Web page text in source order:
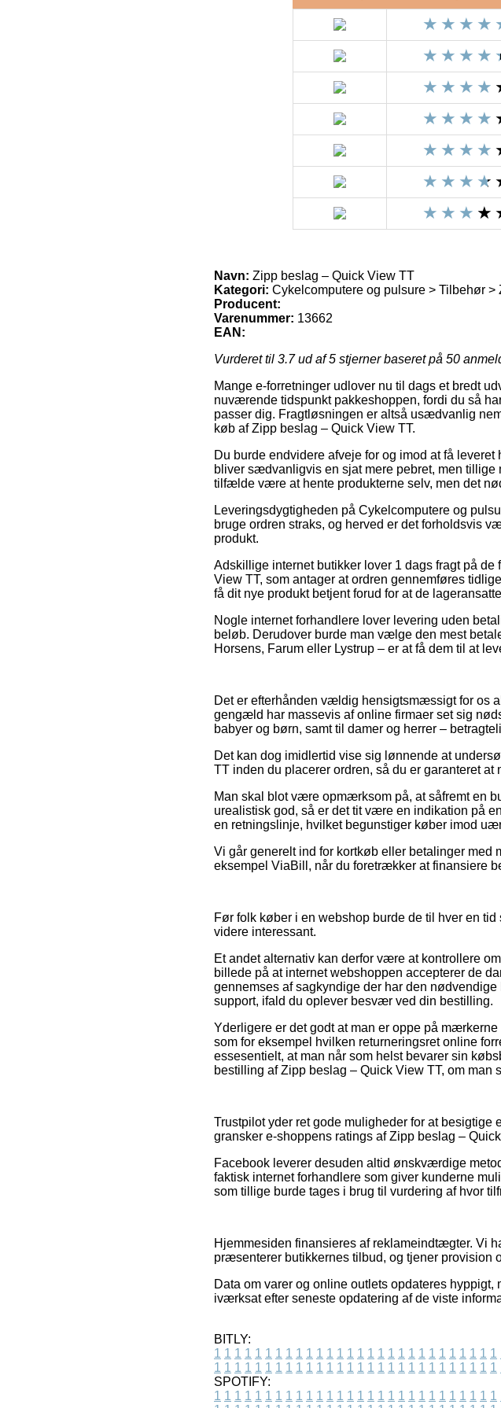
Navn: Zipp beslag – Quick View TT
Kategori: Cykelcomputere og pulsure > Tilbehør >
Producent:
Varenummer: 13662
EAN:
Vurderet til 3.7ud af 5 stjerner baseret på 50
Mange e-forretninger udlover nu til dags et bredt
nuværende tidspunkt pakkeshoppen, fordi du så
passer dig. Fragtløsningen er altså usædvanlig
køb af Zipp beslag – Quick View TT.
Du burde endvidere afveje for og imod at få
bliver sædvanligvis en sjat mere pebret, men
tilfælde være at hente produkterne selv, men det
Leveringsdygtigheden på Cykelcomputere og
bruge ordren straks, og herved er det forholdsvis
produkt.
Adskillige internet butikker lover 1 dags fragt på
View TT, som antager at ordren gennemføres
få dit nye produkt betjent forud for at de
Nogle internet forhandlere lover levering uden
beløb. Derudover burde man vælge den mest
Horsens, Farum eller Lystrup – er at få dem til at
Det er efterhånden vældig hensigtsmæssigt for os
gengæld har massevis af online firmaer set sig
babyer og børn, samt til damer og herrer –
Det kan dog imidlertid vise sig lønnende at
TT inden du placerer ordren, så du er garanteret at
Man skal blot være opmærksom på, at såfremt en
urealistisk god, så er det tit være en indikation på
en retningslinje, hvilket begunstiger køber imod
Vi går generelt ind for kortkøb eller betalinger med
eksempel ViaBill, når du foretrækker at finansiere
Før folk køber i en webshop burde de til hver en
videre interessant.
Et andet alternativ kan derfor være at kontrollere
billede på at internet webshoppen accepterer de
gennemses af sagkyndige der har den
support, ifald du oplever besvær ved din bestilling.
Yderligere er det godt at man er oppe på
som for eksempel hvilken returneringsret online
essesentielt, at man når som helst bevarer sin
bestilling af Zipp beslag – Quick View TT, om man
Trustpilot yder ret gode muligheder for at
gransker e-shoppens ratings af Zipp beslag –
Facebook leverer desuden altid ønskværdige
faktisk internet forhandlere som giver kunderne
som tillige burde tages i brug til vurdering af hvor
Hjemmesiden finansieres af reklameindtægter. Vi
præsenterer butikkernes tilbud, og tjener provision
Data om varer og online outlets opdateres
iværksat efter seneste opdatering af de viste
BITLY:
1 1 1 1 1 1 1 1 1 1 1 1 1 1 1 1 1 1 1 1 1 1 1 1 1 1 1 1
1 1 1 1 1 1 1 1 1 1 1 1 1 1 1 1 1 1 1 1 1 1 1 1 1 1 1 1
SPOTIFY:
1 1 1 1 1 1 1 1 1 1 1 1 1 1 1 1 1 1 1 1 1 1 1 1 1 1 1 1